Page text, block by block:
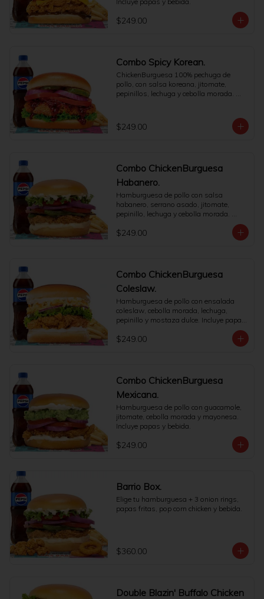
$249.00
Combo Spicy Korean.
ChickenBurguesa 100% pechuga de
pollo, con salsa koreana, jitomate,
pepinillos, lechuga y cebolla morada.
$249.00
Combo ChickenBurguesa
Habanero.
Hamburguesa de pollo con salsa
habanero, serrano asado, jitomate,
pepinillo, lechuga y cebolla morada.
$249.00
Combo ChickenBurguesa
Coleslaw.
Hamburguesa de pollo con ensalada
coleslaw, cebolla morada, lechuga,
pepinillo y mostaza dulce. Incluye papas
$249.00
Combo ChickenBurguesa
Mexicana.
Hamburguesa de pollo con guacamole,
jitomate, cebolla morada y mayonesa.
Incluye papas y bebida.
$249.00
Barrio Box.
Elige tu hamburguesa + 3 onion rings,
papas fritas, pop corn chicken y bebida.
$360.00
Double Blazin' Buffalo Chicken